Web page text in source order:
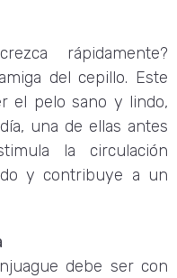
rápidamente?
del cepillo. Este
el pelo sano y lindo,
una de ellas antes
la circulación
y contribuye a un
debe ser con